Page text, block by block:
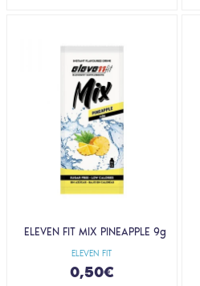
ELEVEN FIT
ELEVEN FIT MIX PINEAPPLE 9g
0,50€